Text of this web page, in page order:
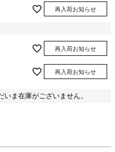
再入荷お知らせ
再入荷お知らせ
再入荷お知らせ
ま在庫がございません。